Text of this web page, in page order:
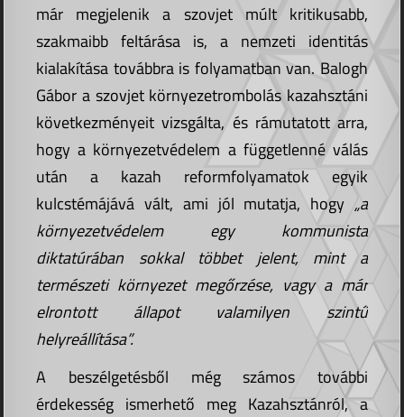
már megjelenik a szovjet múlt kritikusabb,
szakmaibb feltárása is, a nemzeti identitás
kialakítása továbbra is folyamatban van. Balogh
Gábor a szovjet környezetrombolás kazahsztáni
következményeit vizsgálta, és rámutatott arra,
hogy a környezetvédelem a függetlenné válás
után a kazah reformfolyamatok egyik
kulcstémájává vált, ami jól mutatja, hogy „a
környezetvédelem egy kommunista
diktatúrában sokkal többet jelent, mint a
természeti környezet megőrzése, vagy a már
elrontott állapot valamilyen szintű
helyreállítása”.
A beszélgetésből még számos további
érdekesség ismerhető meg Kazahsztánról, a